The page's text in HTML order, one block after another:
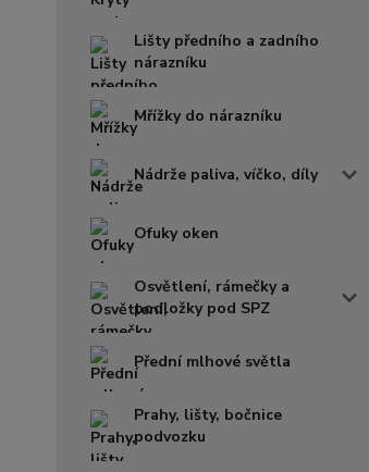
Lišty předního a zadního
nárazníku
Mřížky do nárazníku
Nádrže paliva, víčko, díly
Ofuky oken
Osvětlení, rámečky a
podložky pod SPZ
Přední mlhové světla
Prahy, lišty, bočnice
podvozku